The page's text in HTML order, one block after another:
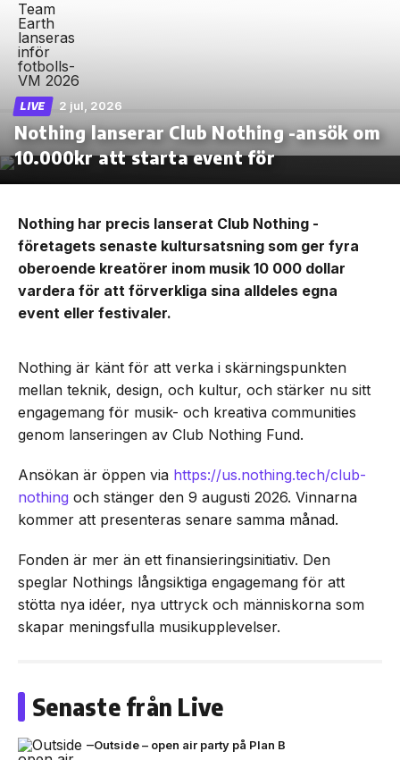
LIVE 2 jul, 2026
Nothing lanserar Club Nothing -ansök om
10.000kr att starta event för
Nothing har precis lanserat Club Nothing -
företagets senaste kultursatsning som ger fyra
oberoende kreatörer inom musik 10 000 dollar
vardera för att förverkliga sina alldeles egna
event eller festivaler.
Nothing är känt för att verka i skärningspunkten
mellan teknik, design, och kultur, och stärker nu sitt
engagemang för musik- och kreativa communities
genom lanseringen av Club Nothing Fund.
Ansökan är öppen via https://us.nothing.tech/club-
nothing och stänger den 9 augusti 2026. Vinnarna
kommer att presenteras senare samma månad.
Fonden är mer än ett finansieringsinitiativ. Den
speglar Nothings långsiktiga engagemang för att
stötta nya idéer, nya uttryck och människorna som
skapar meningsfulla musikupplevelser.
Senaste från Live
Outside – open air party på Plan B